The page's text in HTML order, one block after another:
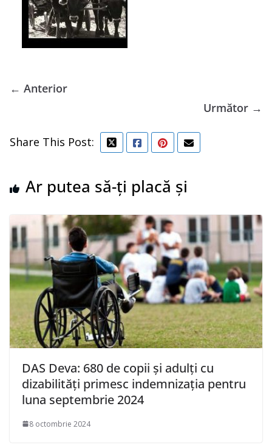
← Anterior
Următor →
Share This Post:
Ar putea să-ți placă și
DAS Deva: 680 de copii și adulți cu
dizabilități primesc indemnizația pentru
luna septembrie 2024
8 octombrie 2024